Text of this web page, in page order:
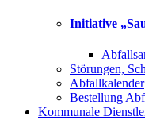
Initiative
Störungen,
Abfallkalender
Bestellung
Kommunale